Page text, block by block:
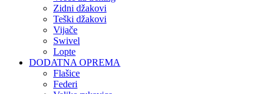
Zidni džakovi
Teški džakovi
Vijače
Swivel
Lopte
DODATNA OPREMA
Flašice
Federi